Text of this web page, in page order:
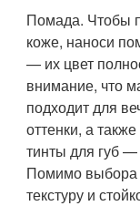
Помада. Чтобы
коже, наноси
— их цвет
внимание, что
подходит для
оттенки, а
тинты для губ
Помимо выбора
текстуру и